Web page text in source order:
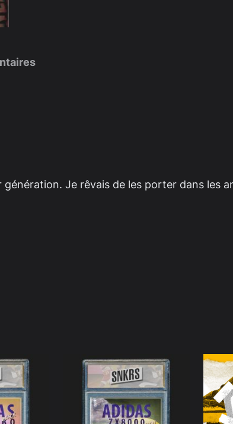
génération. Je rêvais de les porter dans les